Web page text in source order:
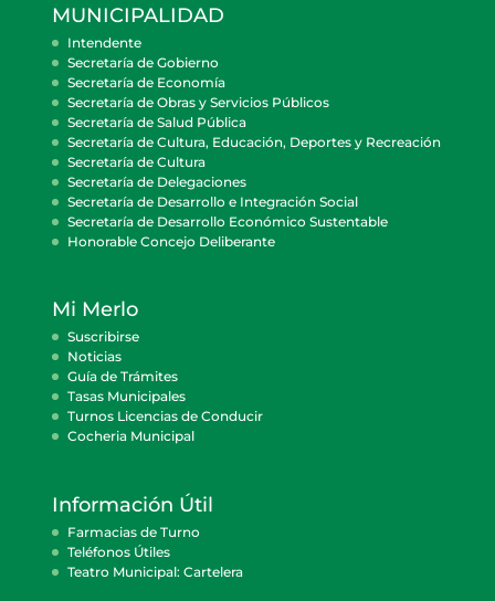
MUNICIPALIDAD
Intendente
Secretaría de Gobierno
Secretaría de Economía
Secretaría de Obras y Servicios Públicos
Secretaría de Salud Pública
Secretaría de Cultura, Educación, Deportes y Recreación
Secretaría de Cultura
Secretaría de Delegaciones
Secretaría de Desarrollo e Integración Social
Secretaría de Desarrollo Económico Sustentable
Honorable Concejo Deliberante
Mi Merlo
Suscribirse
Noticias
Guía de Trámites
Tasas Municipales
Turnos Licencias de Conducir
Cocheria Municipal
Información Útil
Farmacias de Turno
Teléfonos Útiles
Teatro Municipal: Cartelera